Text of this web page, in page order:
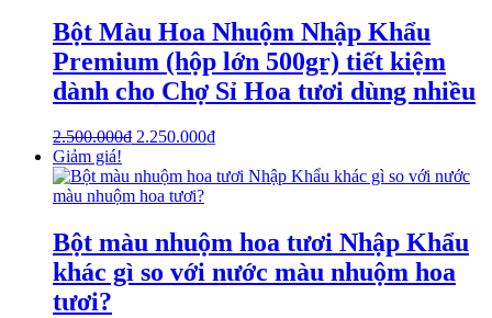
Bột Màu Hoa Nhuộm Nhập Khẩu
Premium (hộp lớn 500gr) tiết kiệm
dành cho Chợ Sỉ Hoa tươi dùng nhiều
2.500.000₫ 2.250.000₫
Giảm giá!
Bột màu nhuộm hoa tươi Nhập Khẩu
khác gì so với nước màu nhuộm hoa
tươi?